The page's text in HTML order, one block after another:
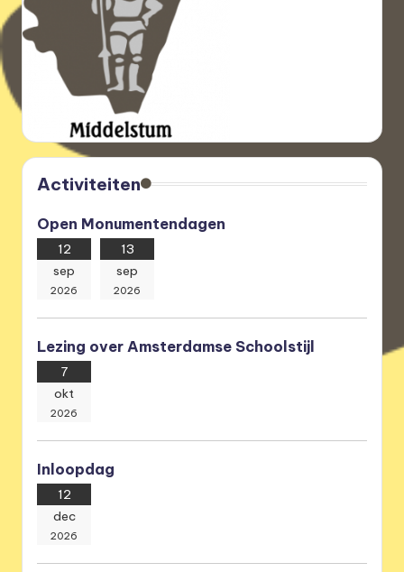
Activiteiten
Open Monumentendagen
12
sep
2026
13
sep
2026
Lezing over Amsterdamse Schoolstijl
7
okt
2026
Inloopdag
12
dec
2026